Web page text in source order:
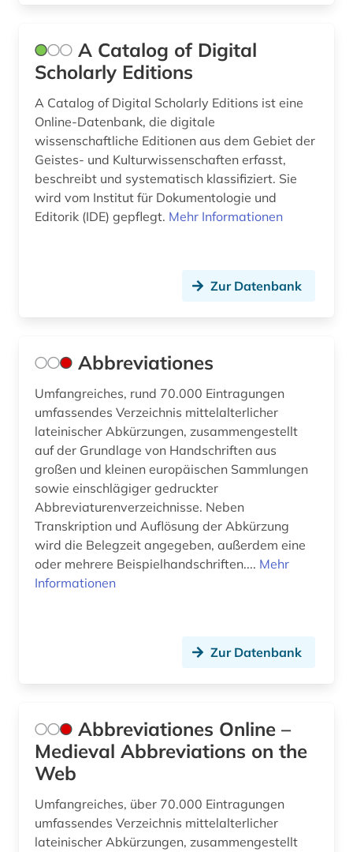
bonstetten (1)
botanik (1)
theaterintendant; theaterregisseur; dramatiker;
schauspieler; lyriker; regisseur; drehbuchautor;
musiker; librettist (1)
brief (4)
buddha (1)
buddhismus (3)
carl friedrich von (1)
carl immanuel [bearb.] (1)
cassirer (3)
charles (1)
charles (1809-1882) (1)
christentum (5)
christliche literatur (3)
darstellende kunst (1)
darwin (1)
A Catalog of Digital
Scholarly Editions
A Catalog of Digital Scholarly Editions ist eine
Online-Datenbank, die digitale
wissenschaftliche Editionen aus dem Gebiet der
Geistes- und Kulturwissenschaften erfasst,
beschreibt und systematisch klassifiziert. Sie
wird vom Institut für Dokumentologie und
Editorik (IDE) gepflegt. Mehr Informationen
Zur Datenbank
Abbreviationes
Umfangreiches, rund 70.000 Eintragungen
umfassendes Verzeichnis mittelalterlicher
lateinischer Abkürzungen, zusammengestellt
auf der Grundlage von Handschriften aus
großen und kleinen europäischen Sammlungen
sowie einschlägiger gedruckter
Abbreviaturenverzeichnisse. Neben
Transkription und Auflösung der Abkürzung
wird die Belegzeit angegeben, außerdem eine
oder mehrere Beispielhandschriften.... Mehr
Informationen
Zur Datenbank
Abbreviationes Online –
Medieval Abbreviations on the
Web
Umfangreiches, über 70.000 Eintragungen
umfassendes Verzeichnis mittelalterlicher
lateinischer Abkürzungen, zusammengestellt